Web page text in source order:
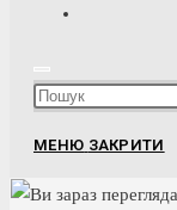
веб-
сайті
МЕНЮ ЗАКРИТИ